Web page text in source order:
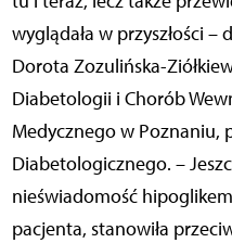
wyglądała w przyszłości
Dorota Zozulińska-
Diabetologii i Chorób
Medycznego w Poznaniu,
Diabetologicznego. –
nieświadomość
pacjenta, stanowiła